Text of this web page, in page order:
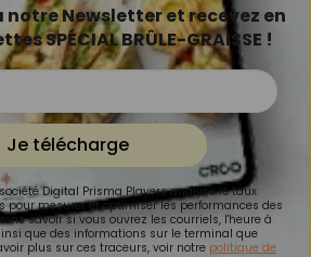
Newsletter et recevez en
SPÉCIAL BRÛLE-GRAISSE !
Je télécharge
Digital Prisma Players analyse le taux
pour mesurer et optimiser les performances des
savoir si vous ouvrez les courriels, l'heure à
que des informations sur le terminal que
plus sur ces traceurs, voir notre politique de